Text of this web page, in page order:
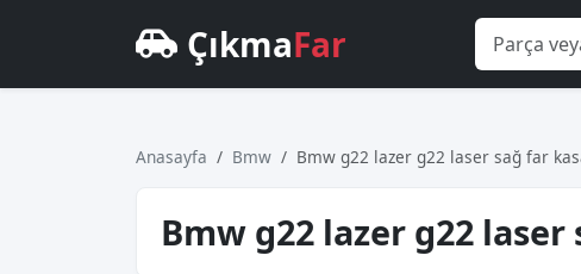
ÇıkmaFar
Anasayfa Bmw Bmw g22 lazer g22 laser sağ far
Bmw g22 lazer g22 laser